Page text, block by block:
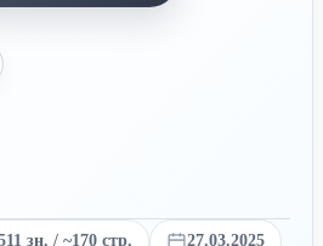
зн. / ~170 стр. 27.03.2025